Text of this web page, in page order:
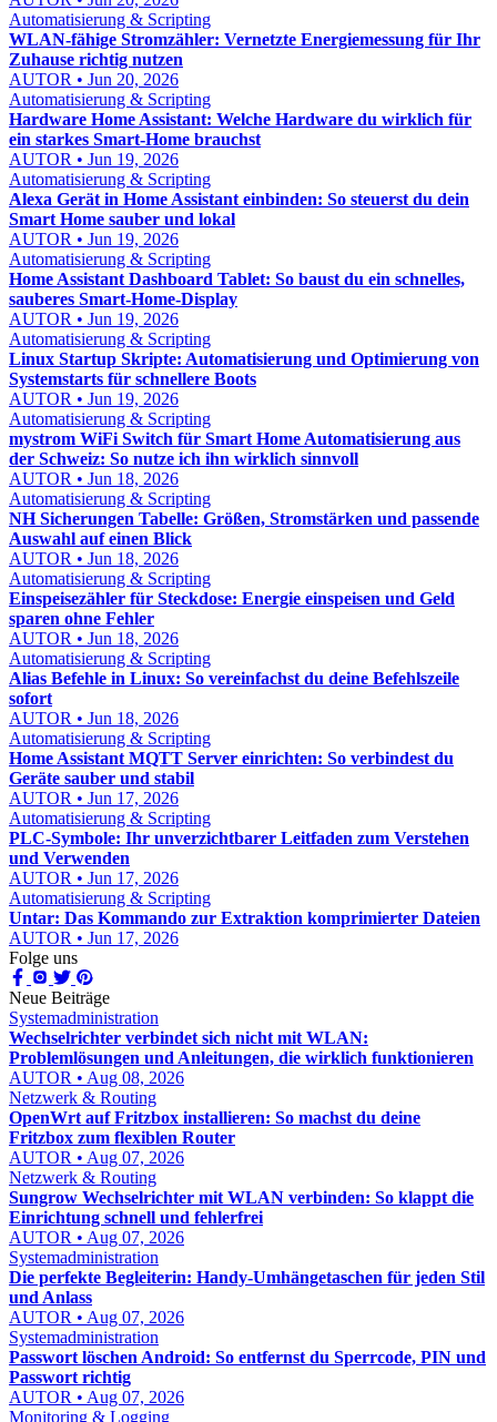
Automatisierung & Scripting
WLAN-fähige Stromzähler: Vernetzte Energiemessung für Ihr
Zuhause richtig nutzen
AUTOR • Jun 20, 2026
Automatisierung & Scripting
Hardware Home Assistant: Welche Hardware du wirklich für
ein starkes Smart-Home brauchst
AUTOR • Jun 19, 2026
Automatisierung & Scripting
Alexa Gerät in Home Assistant einbinden: So steuerst du dein
Smart Home sauber und lokal
AUTOR • Jun 19, 2026
Automatisierung & Scripting
Home Assistant Dashboard Tablet: So baust du ein schnelles,
sauberes Smart-Home-Display
AUTOR • Jun 19, 2026
Automatisierung & Scripting
Linux Startup Skripte: Automatisierung und Optimierung von
Systemstarts für schnellere Boots
AUTOR • Jun 19, 2026
Automatisierung & Scripting
mystrom WiFi Switch für Smart Home Automatisierung aus
der Schweiz: So nutze ich ihn wirklich sinnvoll
AUTOR • Jun 18, 2026
Automatisierung & Scripting
NH Sicherungen Tabelle: Größen, Stromstärken und passende
Auswahl auf einen Blick
AUTOR • Jun 18, 2026
Automatisierung & Scripting
Einspeisezähler für Steckdose: Energie einspeisen und Geld
sparen ohne Fehler
AUTOR • Jun 18, 2026
Automatisierung & Scripting
Alias Befehle in Linux: So vereinfachst du deine Befehlszeile
sofort
AUTOR • Jun 18, 2026
Automatisierung & Scripting
Home Assistant MQTT Server einrichten: So verbindest du
Geräte sauber und stabil
AUTOR • Jun 17, 2026
Automatisierung & Scripting
PLC-Symbole: Ihr unverzichtbarer Leitfaden zum Verstehen
und Verwenden
AUTOR • Jun 17, 2026
Automatisierung & Scripting
Untar: Das Kommando zur Extraktion komprimierter Dateien
AUTOR • Jun 17, 2026
Folge uns
Neue Beiträge
Systemadministration
Wechselrichter verbindet sich nicht mit WLAN:
Problemlösungen und Anleitungen, die wirklich funktionieren
AUTOR • Aug 08, 2026
Netzwerk & Routing
OpenWrt auf Fritzbox installieren: So machst du deine
Fritzbox zum flexiblen Router
AUTOR • Aug 07, 2026
Netzwerk & Routing
Sungrow Wechselrichter mit WLAN verbinden: So klappt die
Einrichtung schnell und fehlerfrei
AUTOR • Aug 07, 2026
Systemadministration
Die perfekte Begleiterin: Handy-Umhängetaschen für jeden Stil
und Anlass
AUTOR • Aug 07, 2026
Systemadministration
Passwort löschen Android: So entfernst du Sperrcode, PIN und
Passwort richtig
AUTOR • Aug 07, 2026
Monitoring & Logging